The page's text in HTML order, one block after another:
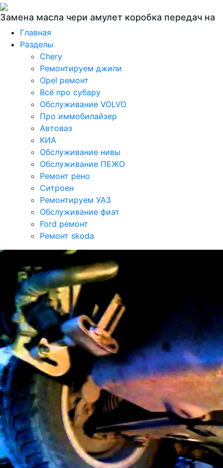
Замена масла чери амулет коробка передач на
Главная
Разделы
Chery
Ремонтируем джили
Opel ремонт
Всё про субару
Обслуживание VOLVO
Про иммобилайзер
Автоваз
КИА
Обслуживание нивы
Обслуживание ПЕЖО
Ремонт рено
Ситроен
Ремонтируем УАЗ
Обслуживание фиат
Ford ремонт
Ремонт skoda